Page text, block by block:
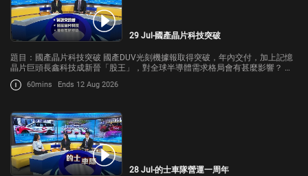
29 Jul-國產晶片科技突破
題目：國產晶片科技突破 國產DUV光刻機據報取得突破，年內交付，加上記憶
晶片巨頭長鑫科技成新晉「股王」，對全球半導體需求格局會有甚麼影響？ 嘉
60mins Ends 12 Aug 2026
28 Jul-的士車隊營運一周年